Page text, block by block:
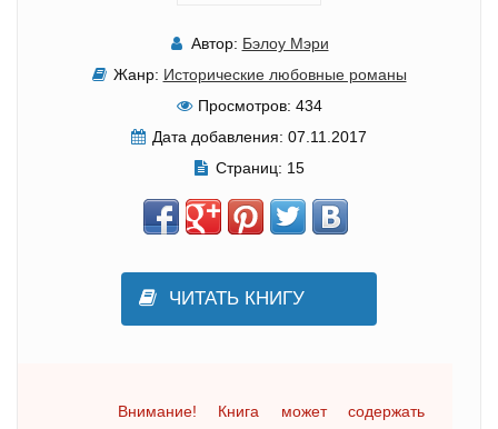
Автор: Бэлоу Мэри
Жанр: Исторические любовные романы
Просмотров: 434
Дата добавления: 07.11.2017
Страниц: 15
ЧИТАТЬ КНИГУ
Внимание! Книга может содержать